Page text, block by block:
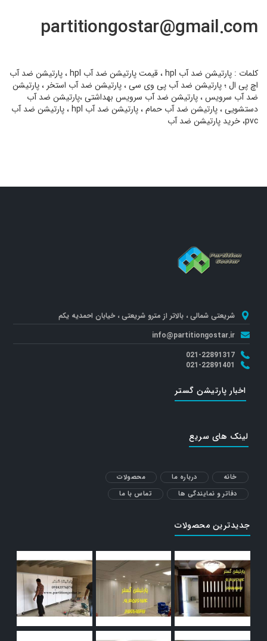
partitiongostar@gmail.com
کلمات : پارتیشن ضد آب hpl ، قیمت پارتیشن ضد آب hpl ، پارتیشن ضد آب
اچ پی ال ؛ پارتیشن ضد آب پی وی سی ، پارتیشن ضد آب استخر ، پارتیشن
ضد آب سرویس ، پارتیشن ضد آب سرویس بهداشتی ،پارتیشن ضد آب
دستشویی ، پارتیشن ضد آب حمام ، پارتیشن ضد آب hpl ، پارتیشن ضد آب
pvc، خرید پارتیشن ضد آب
شریعتی شمالی ، بالاتر از مترو شریعتی ، خیابان احمدیه یکم
info@partitiongostar.ir
021-22891317
021-22891401
اخبار پارتیشن گستر
لینک های سریع
خانه درباره ما
محصولات
دفاتر و نمایندگی ها
تماس با ما
جدیدترین محصولات